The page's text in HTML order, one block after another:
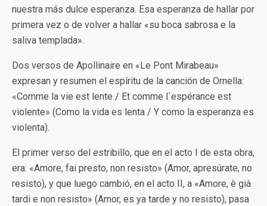
nuestra más dulce esperanza. Esa esperanza de hallar por
primera vez o de volver a hallar «su boca sabrosa e la
saliva templada».
Dos versos de Apollinaire en «Le Pont Mirabeau»
expresan y resumen el espíritu de la canción de Ornella:
«Comme la vie est lente / Et comme l´espérance est
violente» (Como la vida es lenta / Y como la esperanza es
violenta).
El primer verso del estribillo, que en el acto I de esta obra,
era: «Amore, fai presto, non resisto» (Amor, apresúrate, no
resisto), y que luego cambió, en el acto II, a «Amore, è già
tardi e non resisto» (Amor, es ya tarde y no resisto), pasa